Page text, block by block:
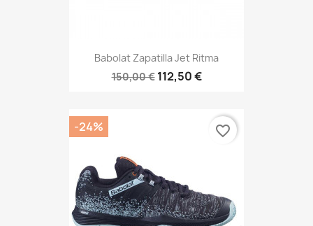
Babolat Zapatilla Jet Ritma
150,00 € 112,50 €
-24% favorite_border